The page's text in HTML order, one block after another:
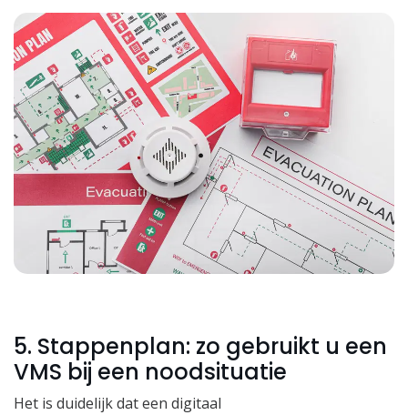
5. Stappenplan: zo gebruikt u een
VMS bij een noodsituatie
Het is duidelijk dat een digitaal